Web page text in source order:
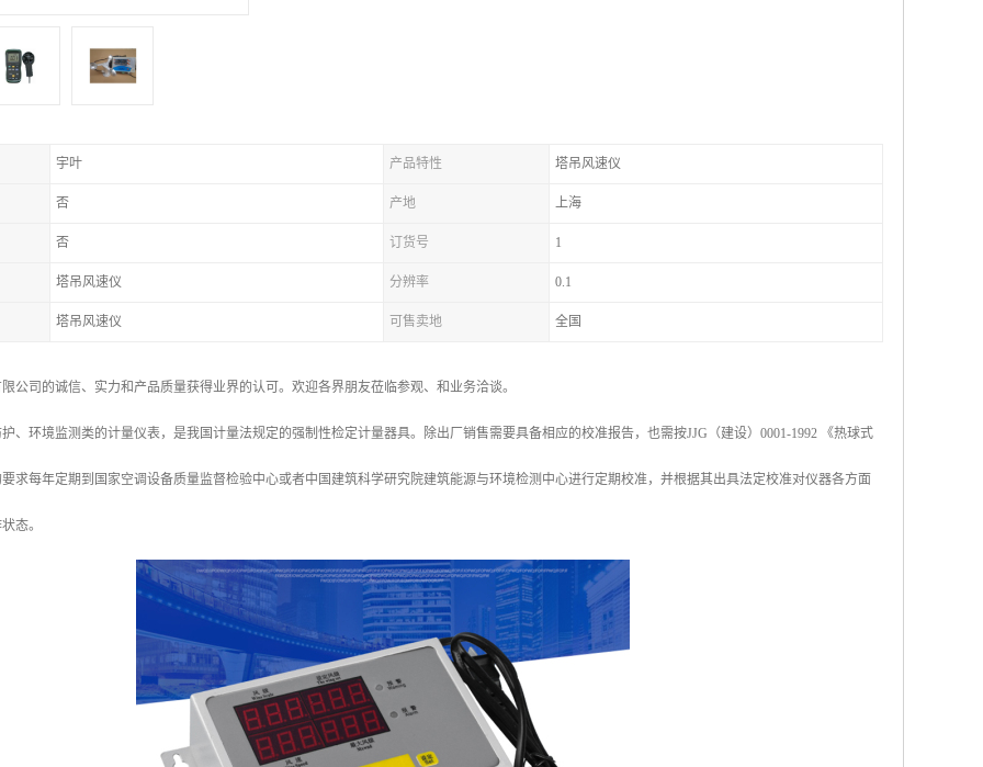
宇叶 产品特性 塔吊风速仪
否 产地 上海
否 订货号 1
塔吊风速仪 分辨率 0.1
塔吊风速仪 可售卖地 全国
公司的诚信、实力和产品质量获得业界的认可。欢迎各界朋友莅临参观、和业务洽谈。
、环境监测类的计量仪表，是我国计量法规定的强制性检定计量器具。除出厂销售需要具备相应的校准报告，也需按JJG（建设）0001-1992 《热球式
求每年定期到国家空调设备质量监督检验中心或者中国建筑科学研究院建筑能源与环境检测中心进行定期校准，并根据其出具法定校准对仪器各方面
态。